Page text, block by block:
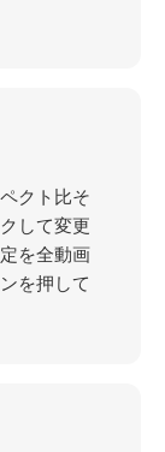
クト比そ
して変更
を全動画
を押して